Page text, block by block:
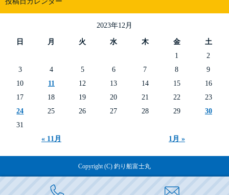
2023年12月
日 月 火 水 木 金 土
« 11月 1月 »
1
2
3
4 5 6 7 8
9
10
11 12 13 14 15
16
17
18 19 20 21 22
23
24
25 26 27 28 29
30
31
Copyright (C) 釣り船富士丸